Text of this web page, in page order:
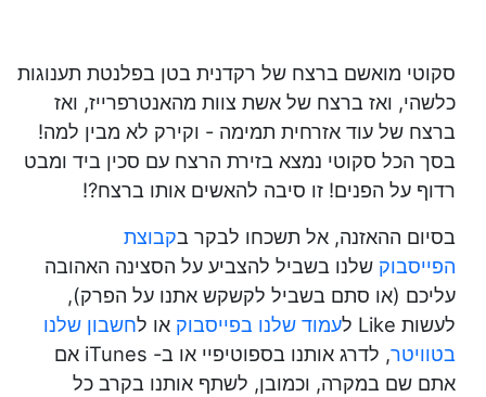
סקוטי מואשם ברצח של רקדנית בטן בפלנטת תענוגות
כלשהי, ואז ברצח של אשת צוות מהאנטרפרייז, ואז
ברצח של עוד אזרחית תמימה - וקירק לא מבין למה!
בסך הכל סקוטי נמצא בזירת הרצח עם סכין ביד ומבט
רדוף על הפנים! זו סיבה להאשים אותו ברצח?!
בסיום ההאזנה, אל תשכחו לבקר בקבוצת
הפייסבוק שלנו בשביל להצביע על הסצינה האהובה
עליכם (או סתם בשביל לקשקש אתנו על הפרק),
לעשות Like ל
עמוד שלנו בפייסבוק או לחשבון שלנו
בטוויטר
, לדרג אותנו בספוטיפיי או ב- iTunes אם
אתם שם במקרה, וכמובן, לשתף אותנו בקרב כל